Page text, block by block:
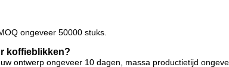
ongeveer 50000 stuks.
koffieblikken?
ontwerp ongeveer 10 dagen, massa productietijd